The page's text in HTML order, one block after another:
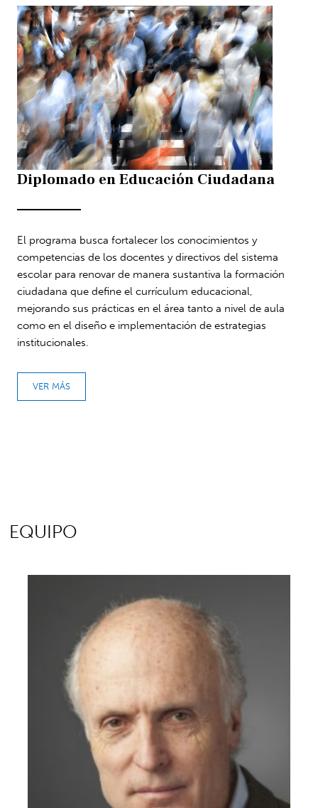
Diplomado en Educación Ciudadana
El programa busca fortalecer los conocimientos y
competencias de los docentes y directivos del sistema
escolar para renovar de manera sustantiva la formación
ciudadana que define el currículum educacional,
mejorando sus prácticas en el área tanto a nivel de aula
como en el diseño e implementación de estrategias
institucionales.
VER MÁS
EQUIPO